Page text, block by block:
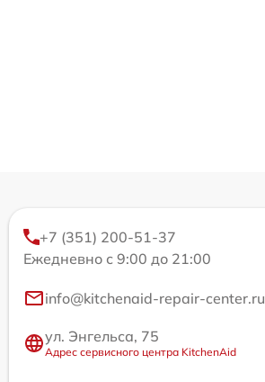
+7 (351) 200-51-37
Ежедневно с 9:00 до 21:00
info@kitchenaid-repair-center.ru
ул. Энгельса, 75
Адрес сервисного центра KitchenAid